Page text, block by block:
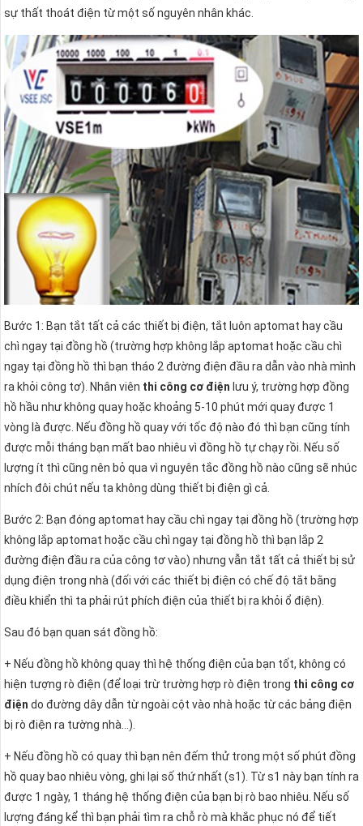
sự thất thoát điện từ một số nguyên nhân khác.
Bước 1: Bạn tắt tất cả các thiết bị điện, tắt luôn aptomat hay cầu
chì ngay tại đồng hồ (trường hợp không lắp aptomat hoặc cầu chì
ngay tại đồng hồ thì bạn tháo 2 đường điện đầu ra dẫn vào nhà mình
ra khỏi công tơ). Nhân viên thi công cơ điện lưu ý, trường hợp đồng
hồ hầu như không quay hoặc khoảng 5-10 phút mới quay được 1
vòng là được. Nếu đồng hồ quay với tốc độ nào đó thì bạn cũng tính
được mỗi tháng bạn mất bao nhiêu vì đồng hồ tự chạy rồi. Nếu số
lượng ít thì cũng nên bỏ qua vì nguyên tắc đồng hồ nào cũng sẽ nhúc
nhích đôi chút nếu ta không dùng thiết bị điện gì cả.
Bước 2: Bạn đóng aptomat hay cầu chì ngay tại đồng hồ (trường hợp
không lắp aptomat hoặc cầu chì ngay tại đồng hồ thì bạn lắp 2
đường điện đầu ra của công tơ vào) nhưng vẫn tắt tất cả thiết bị sử
dụng điện trong nhà (đối với các thiết bị điện có chế độ tắt bằng
điều khiển thì ta phải rút phích điện của thiết bị ra khỏi ổ điện).
Sau đó bạn quan sát đồng hồ:
+ Nếu đồng hồ không quay thì hệ thống điện của bạn tốt, không có
hiện tượng rò điện (để loại trừ trường hợp rò điện trong thi công cơ
điện do đường dây dẫn từ ngoài cột vào nhà hoặc từ các bảng điện
bị rò điện ra tường nhà…).
+ Nếu đồng hồ có quay thì bạn nên đếm thử trong một số phút đồng
hồ quay bao nhiêu vòng, ghi lại số thứ nhất (s1). Từ s1 này bạn tính ra
được 1 ngày, 1 tháng hệ thống điện của bạn bị rò bao nhiêu. Nếu số
lượng đáng kể thì bạn phải tìm ra chỗ rò mà khắc phục nó để tiết